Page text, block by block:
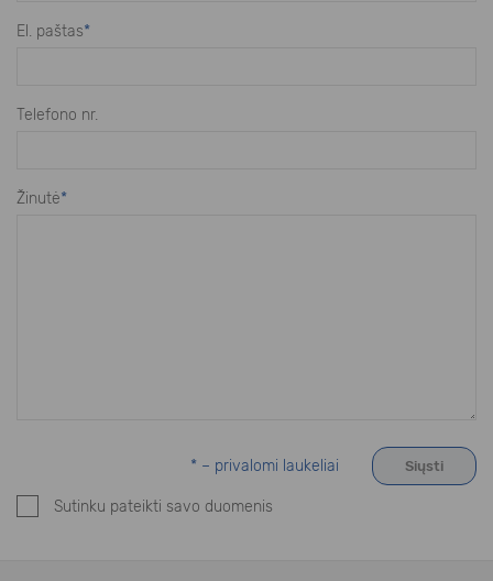
El. paštas*
Telefono nr.
Žinutė*
* – privalomi laukeliai
Sutinku pateikti savo duomenis